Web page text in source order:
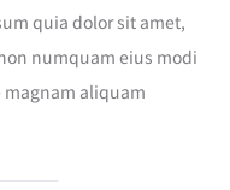
quia dolor sit amet,
numquam eius modi
aliquam